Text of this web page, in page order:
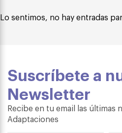
Lo sentimos, no hay entradas
Suscríbete a
Newsletter
Recibe en tu email las últimas
Adaptaciones